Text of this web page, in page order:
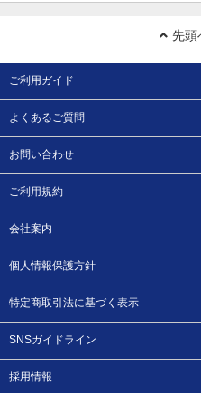
先頭
ご利用ガイド
よくあるご質問
お問い合わせ
ご利用規約
会社案内
個人情報保護方針
特定商取引法に基づく表示
SNSガイドライン
採用情報